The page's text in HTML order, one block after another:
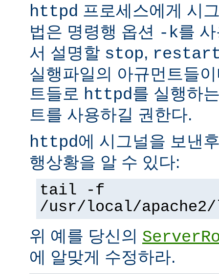
httpd 프로세스에게 시
법은 명령행 옵션 -k를
서 설명할 stop,
실행파일의 아규먼트들
트들로 httpd를 실행하
트를 사용하길 권한다.
httpd에 시그널을 보낸
행상황을 알 수 있다:
tail -f
/usr/local/
위 예를 당신의
에 알맞게 수정하라.